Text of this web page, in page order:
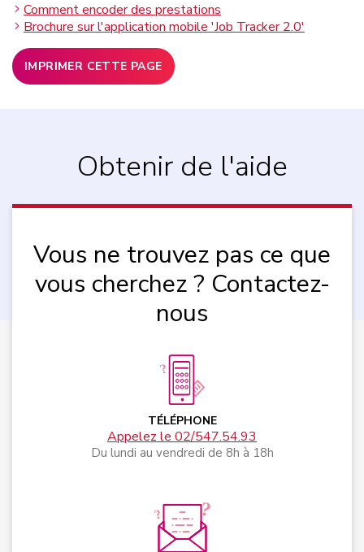
Comment encoder des prestations
Brochure sur l'application mobile 'Job Tracker 2.0'
IMPRIMER CETTE PAGE
Obtenir de l'aide
Vous ne trouvez pas ce que
vous cherchez ? Contactez-
nous
TÉLÉPHONE
Appelez le 02/547.54.93
Du lundi au vendredi de 8h à 18h